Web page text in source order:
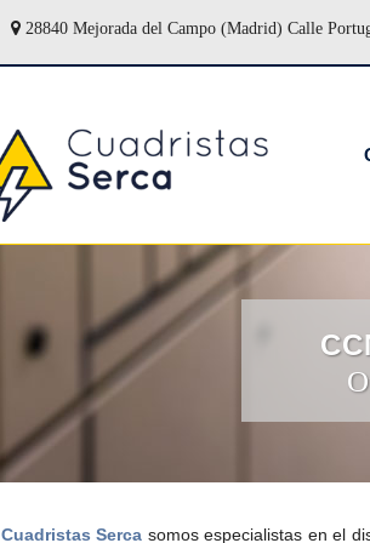
28840 Mejorada del Campo (Madrid) Calle
Cuadristas Serca somos especialistas en el